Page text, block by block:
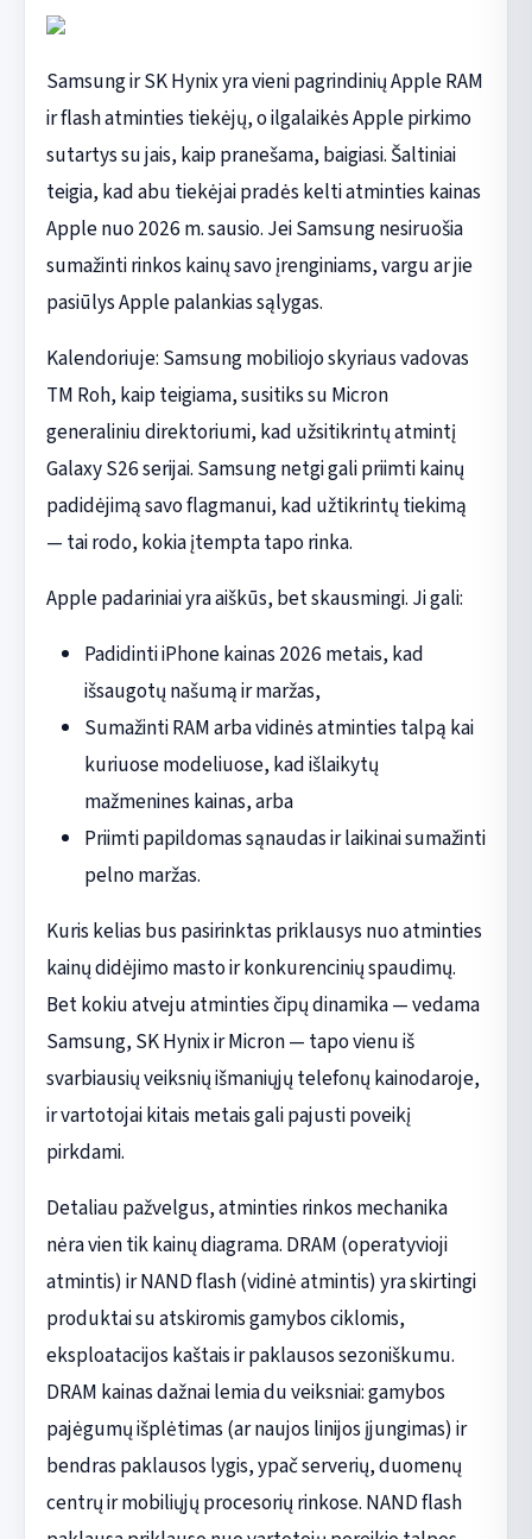
Samsung ir SK Hynix yra vieni pagrindinių Apple RAM
ir flash atminties tiekėjų, o ilgalaikės Apple pirkimo
sutartys su jais, kaip pranešama, baigiasi. Šaltiniai
teigia, kad abu tiekėjai pradės kelti atminties kainas
Apple nuo 2026 m. sausio. Jei Samsung nesiruošia
sumažinti rinkos kainų savo įrenginiams, vargu ar jie
pasiūlys Apple palankias sąlygas.
Kalendoriuje: Samsung mobiliojo skyriaus vadovas
TM Roh, kaip teigiama, susitiks su Micron
generaliniu direktoriumi, kad užsitikrintų atmintį
Galaxy S26 serijai. Samsung netgi gali priimti kainų
padidėjimą savo flagmanui, kad užtikrintų tiekimą
— tai rodo, kokia įtempta tapo rinka.
Apple padariniai yra aiškūs, bet skausmingi. Ji gali:
Padidinti iPhone kainas 2026 metais, kad
išsaugotų našumą ir maržas,
Sumažinti RAM arba vidinės atminties talpą kai
kuriuose modeliuose, kad išlaikytų
mažmenines kainas, arba
Priimti papildomas sąnaudas ir laikinai sumažinti
pelno maržas.
Kuris kelias bus pasirinktas priklausys nuo atminties
kainų didėjimo masto ir konkurencinių spaudimų.
Bet kokiu atveju atminties čipų dinamika — vedama
Samsung, SK Hynix ir Micron — tapo vienu iš
svarbiausių veiksnių išmaniųjų telefonų kainodaroje,
ir vartotojai kitais metais gali pajusti poveikį
pirkdami.
Detaliau pažvelgus, atminties rinkos mechanika
nėra vien tik kainų diagrama. DRAM (operatyvioji
atmintis) ir NAND flash (vidinė atmintis) yra skirtingi
produktai su atskiromis gamybos ciklomis,
eksploatacijos kaštais ir paklausos sezoniškumu.
DRAM kainas dažnai lemia du veiksniai: gamybos
pajėgumų išplėtimas (ar naujos linijos įjungimas) ir
bendras paklausos lygis, ypač serverių, duomenų
centrų ir mobiliųjų procesorių rinkose. NAND flash